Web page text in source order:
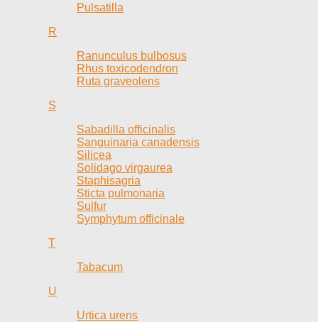
Pulsatilla
R
Ranunculus bulbosus
Rhus toxicodendron
Ruta graveolens
S
Sabadilla officinalis
Sanguinaria canadensis
Silicea
Solidago virgaurea
Staphisagria
Sticta pulmonaria
Sulfur
Symphytum officinale
T
Tabacum
U
Urtica urens